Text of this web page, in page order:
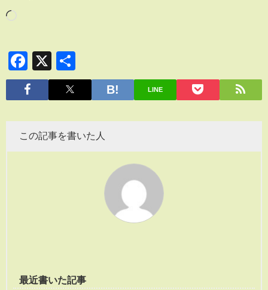
Facebook
X
有
LINE
この記事を書いた人
最近書いた記事